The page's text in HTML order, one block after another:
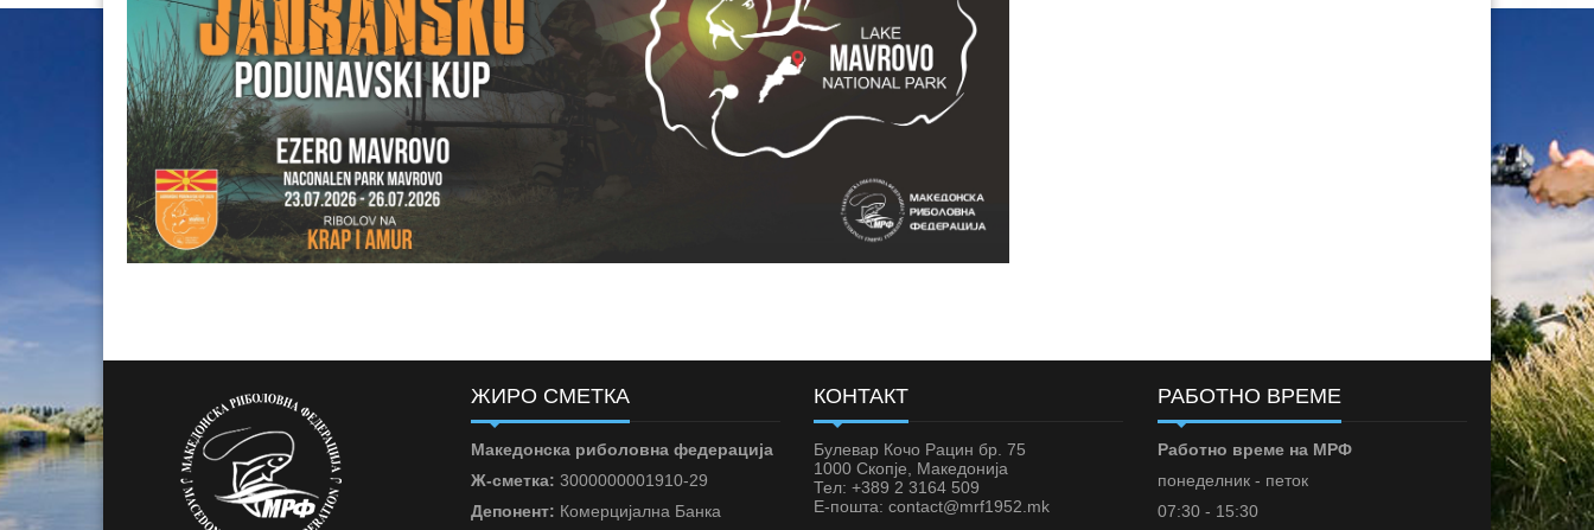
ЖИРО СМЕТКА
Македонска риболовна федерација
Ж-сметка: 3000000001910-29
Депонент: Комерцијална Банка
КОНТАКТ
Булевар Кочо Рацин бр. 75
1000 Скопје, Македонија
Тел: +389 2 3164 509
Е-пошта: contact@mrf1952.mk
РАБОТНО ВРЕМЕ
Работно време на МРФ
понеделник - петок
07:30 - 15:30